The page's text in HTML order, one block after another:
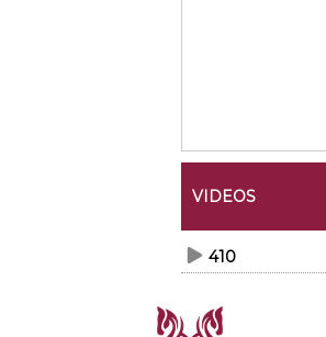
VIDEOS
410